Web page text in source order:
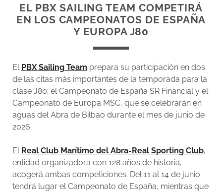
EL PBX SAILING TEAM COMPETIRÁ
EN LOS CAMPEONATOS DE ESPAÑA
Y EUROPA J80
El PBX Sailing Team prepara su participación en dos
de las citas más importantes de la temporada para la
clase J80: el Campeonato de España SR Financial y el
Campeonato de Europa MSC, que se celebrarán en
aguas del Abra de Bilbao durante el mes de junio de
2026.
El Real Club Marítimo del Abra-Real Sporting Club,
entidad organizadora con 128 años de historia,
acogerá ambas competiciones. Del 11 al 14 de junio
tendrá lugar el Campeonato de España, mientras que